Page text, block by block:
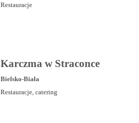
Restauracje
Karczma w Straconce
Bielsko-Biała
Restauracje, catering